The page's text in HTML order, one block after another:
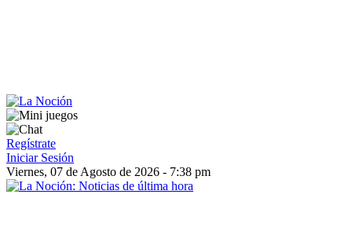
Regístrate
Iniciar Sesión
Viernes, 07 de Agosto de 2026 - 7:38 pm